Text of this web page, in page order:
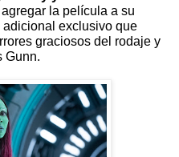
la película a su
exclusivo que
graciosos del rodaje y
Gunn.